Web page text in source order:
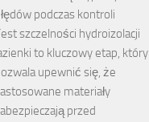
podczas kontroli
szczelności hydroizolacji
to kluczowy etap, który
upewnić się, że
materiały
przed